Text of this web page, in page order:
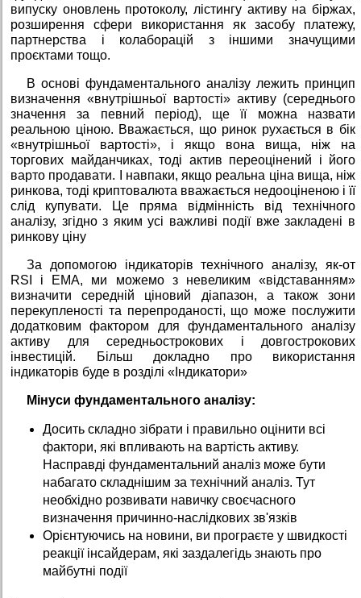
випуску оновлень протоколу, лістингу активу на біржах,
розширення сфери використання як засобу платежу,
партнерства і колаборацій з іншими значущими
проєктами тощо.
В основі фундаментального аналізу лежить принцип
визначення «внутрішньої вартості» активу (середнього
значення за певний період), ще її можна назвати
реальною ціною. Вважається, що ринок рухається в бік
«внутрішньої вартості», і якщо вона вища, ніж на
торгових майданчиках, тоді актив переоцінений і його
варто продавати. І навпаки, якщо реальна ціна вища, ніж
ринкова, тоді криптовалюта вважається недооціненою і її
слід купувати. Це пряма відмінність від технічного
аналізу, згідно з яким усі важливі події вже закладені в
ринкову ціну
За допомогою індикаторів технічного аналізу, як-от
RSI і EMA, ми можемо з невеликим «відставанням»
визначити середній ціновий діапазон, а також зони
перекупленості та перепроданості, що може послужити
додатковим фактором для фундаментального аналізу
активу для середньострокових і довгострокових
інвестицій. Більш докладно про використання
індикаторів буде в розділі «Індикатори»
Мінуси фундаментального аналізу:
Досить складно зібрати і правильно оцінити всі
фактори, які впливають на вартість активу.
Насправді фундаментальний аналіз може бути
набагато складнішим за технічний аналіз. Тут
необхідно розвивати навичку своєчасного
визначення причинно-наслідкових зв'язків
Орієнтуючись на новини, ви програєте у швидкості
реакції інсайдерам, які заздалегідь знають про
майбутні події